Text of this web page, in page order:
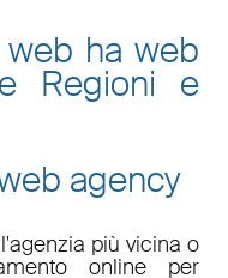
ha web
Regioni e
agency
più vicina o
online per